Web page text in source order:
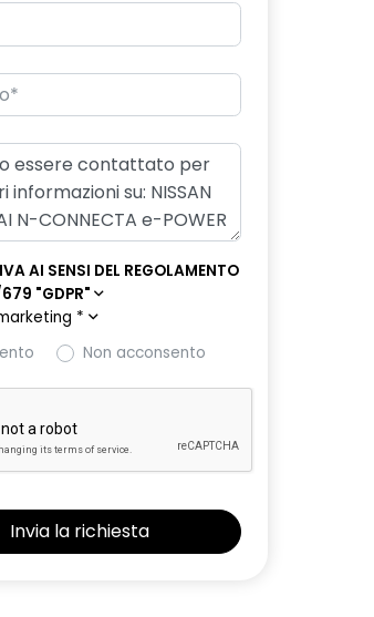
AI SENSI DEL REGOLAMENTO
"GDPR"
*
Non acconsento